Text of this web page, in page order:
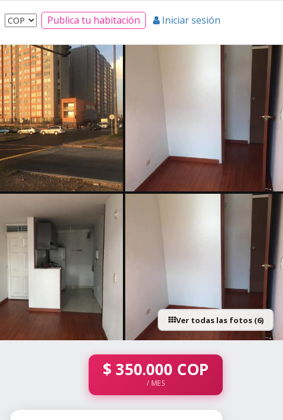
Publica tu habitación Iniciar sesión
Ver todas las fotos (6)
$ 350.000 COP
/ MES